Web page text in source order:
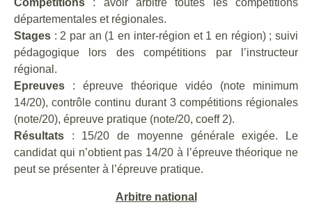
départementales et régionales.
Stages : 2 par an (1 en inter-région et 1 en région) ; suivi
pédagogique lors des compétitions par l’instructeur
régional.
Epreuves : épreuve théorique vidéo (note minimum
14/20), contrôle continu durant 3 compétitions régionales
(note/20), épreuve pratique (note/20, coeff 2).
Résultats : 15/20 de moyenne générale exigée. Le
candidat qui n’obtient pas 14/20 à l’épreuve théorique ne
peut se présenter à l’épreuve pratique.
Arbitre national